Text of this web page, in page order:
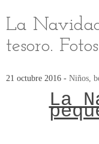
La
tesoro.
21 octubre 2016 - Niños,
La